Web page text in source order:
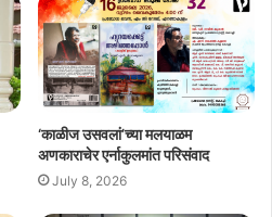
‘काळीज उसवलां’च्या मलयाळम
अणकाराचेर एर्नाकुलमांत परिसंवाद
July 8, 2026